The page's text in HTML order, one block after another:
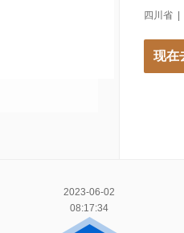
四川省
现在
2023-06-02
08:17:34